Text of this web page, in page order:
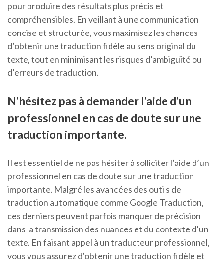
pour produire des résultats plus précis et
compréhensibles. En veillant à une communication
concise et structurée, vous maximisez les chances
d’obtenir une traduction fidèle au sens original du
texte, tout en minimisant les risques d’ambiguïté ou
d’erreurs de traduction.
N’hésitez pas à demander l’aide d’un
professionnel en cas de doute sur une
traduction importante.
Il est essentiel de ne pas hésiter à solliciter l’aide d’un
professionnel en cas de doute sur une traduction
importante. Malgré les avancées des outils de
traduction automatique comme Google Traduction,
ces derniers peuvent parfois manquer de précision
dans la transmission des nuances et du contexte d’un
texte. En faisant appel à un traducteur professionnel,
vous vous assurez d’obtenir une traduction fidèle et